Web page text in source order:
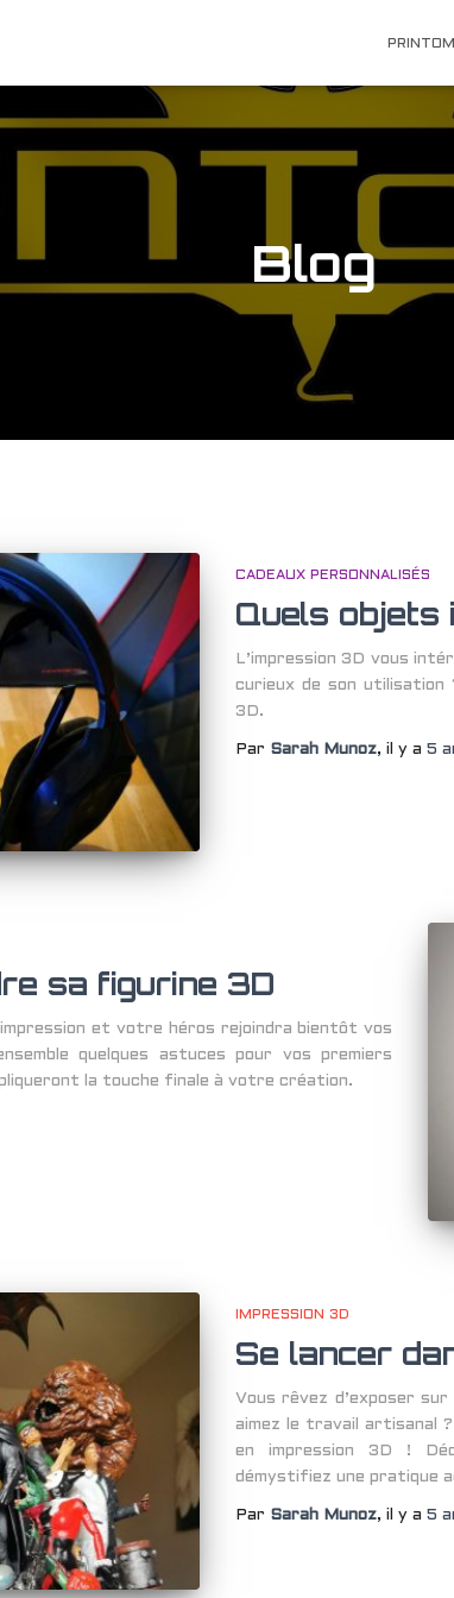
Blog
CADEAUX PERSONNALISÉS
Quels objets
L’impression 3D vous
curieux de son utilisation
3D.
Par Sarah Munoz, il y a 5
sa figurine 3D
et votre héros rejoindra bientôt vos
quelques astuces pour vos premiers
la touche finale à votre création.
IMPRESSION 3D
Se lancer
Vous rêvez d’exposer
aimez le travail artisanal
en impression 3D !
démystifiez une pratique
Par Sarah Munoz, il y a 5